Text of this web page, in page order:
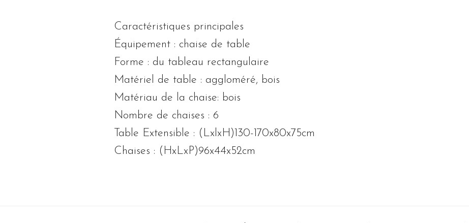
Caractéristiques principales
Équipement : chaise de table
Forme : du tableau rectangulaire
Matériel de table : aggloméré, bois
Matériau de la chaise: bois
Nombre de chaises : 6
Table Extensible : (LxlxH)130-170x80x75cm
Chaises : (HxLxP)96x44x52cm